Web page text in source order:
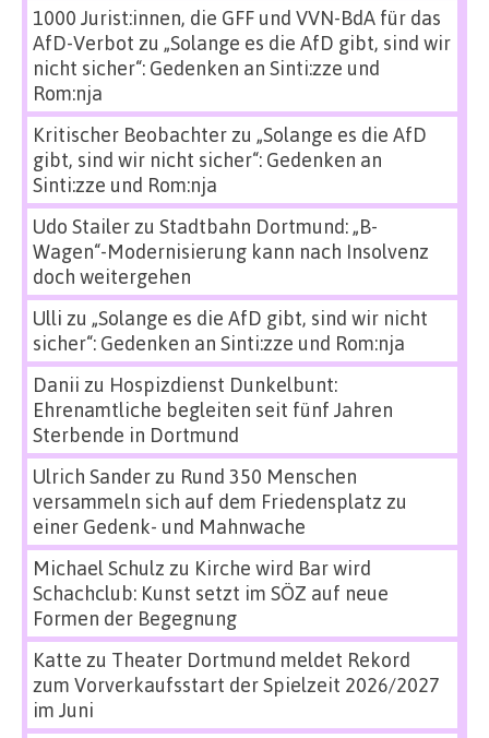
1000 Jurist:innen, die GFF und VVN-BdA für das
AfD-Verbot zu „Solange es die AfD gibt, sind wir
nicht sicher“: Gedenken an Sinti:zze und
Rom:nja
Kritischer Beobachterzu „Solange es die AfD
gibt, sind wir nicht sicher“: Gedenken an
Sinti:zze und Rom:nja
Udo Stailerzu Stadtbahn Dortmund: „B-
Wagen“-Modernisierung kann nach Insolvenz
doch weitergehen
Ulli zu „Solange es die AfD gibt, sind wir nicht
sicher“: Gedenken an Sinti:zze und Rom:nja
Danii zu Hospizdienst Dunkelbunt:
Ehrenamtliche begleiten seit fünf Jahren
Sterbende in Dortmund
Ulrich Sanderzu Rund 350 Menschen
versammeln sich auf dem Friedensplatz zu
einer Gedenk- und Mahnwache
Michael Schulz zu Kirche wird Bar wird
Schachclub: Kunst setzt im SÖZ auf neue
Formen der Begegnung
Katte zu Theater Dortmund meldet Rekord
zum Vorverkaufsstart der Spielzeit 2026/2027
im Juni